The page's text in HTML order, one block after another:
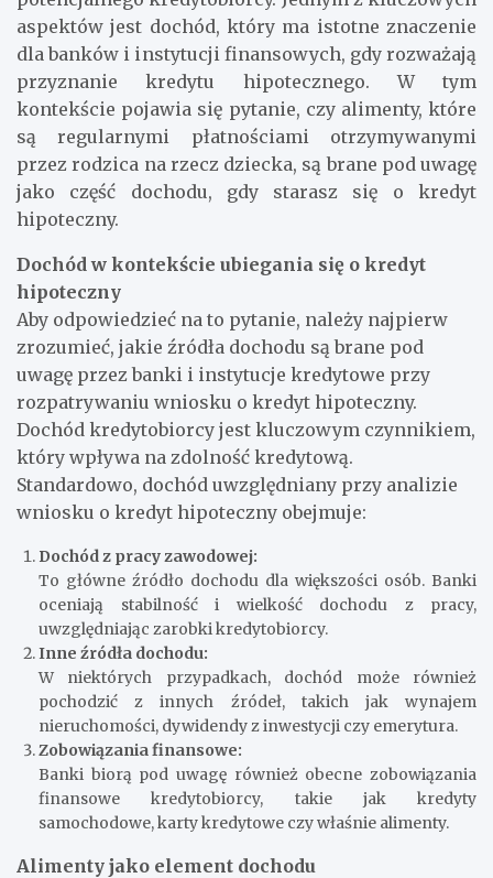
aspektów jest dochód, który ma istotne znaczenie
dla banków i instytucji finansowych, gdy rozważają
przyznanie kredytu hipotecznego. W tym
kontekście pojawia się pytanie, czy alimenty, które
są regularnymi płatnościami otrzymywanymi
przez rodzica na rzecz dziecka, są brane pod uwagę
jako część dochodu, gdy starasz się o kredyt
hipoteczny.
Dochód w kontekście ubiegania się o kredyt
hipoteczny
Aby odpowiedzieć na to pytanie, należy najpierw
zrozumieć, jakie źródła dochodu są brane pod
uwagę przez banki i instytucje kredytowe przy
rozpatrywaniu wniosku o kredyt hipoteczny.
Dochód kredytobiorcy jest kluczowym czynnikiem,
który wpływa na zdolność kredytową.
Standardowo, dochód uwzględniany przy analizie
wniosku o kredyt hipoteczny obejmuje:
Dochód z pracy zawodowej:
To główne źródło dochodu dla większości osób. Banki
oceniają stabilność i wielkość dochodu z pracy,
uwzględniając zarobki kredytobiorcy.
Inne źródła dochodu:
W niektórych przypadkach, dochód może również
pochodzić z innych źródeł, takich jak wynajem
nieruchomości, dywidendy z inwestycji czy emerytura.
Zobowiązania finansowe:
Banki biorą pod uwagę również obecne zobowiązania
finansowe kredytobiorcy, takie jak kredyty
samochodowe, karty kredytowe czy właśnie alimenty.
Alimenty jako element dochodu